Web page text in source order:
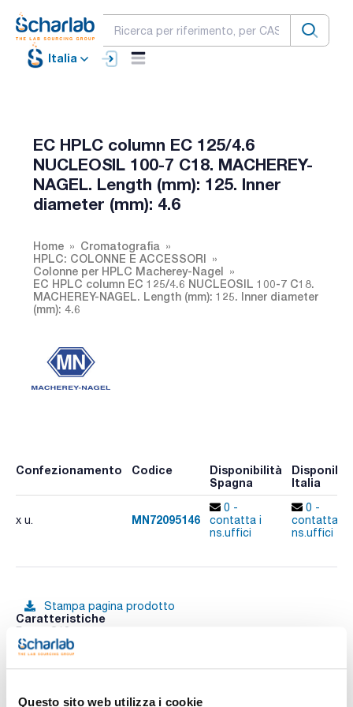
Questo sito web utilizza i cookie
Italia
EC HPLC column EC 125/4.6
NUCLEOSIL 100-7 C18. MACHEREY-
NAGEL. Length (mm): 125. Inner
diameter (mm): 4.6
Home
Cromatografia
HPLC: COLONNE E ACCESSORI
Colonne per HPLC Macherey-Nagel
EC HPLC column EC 125/4.6 NUCLEOSIL 100-7 C18.
MACHEREY-NAGEL. Length (mm): 125. Inner diameter
(mm): 4.6
Confezionamento Codice
Disponibilità
Spagna
Italia
x u. MN72095146
0 -
contatta i
ns.uffici
0 -
contatta i
ns.uffici
Stampa pagina prodotto
Caratteristiche
Fase : C18
Dimensioni della particella (μm) : 7
Dimensioni del poro (Å) : 100
Lunghezza (mm) : 125